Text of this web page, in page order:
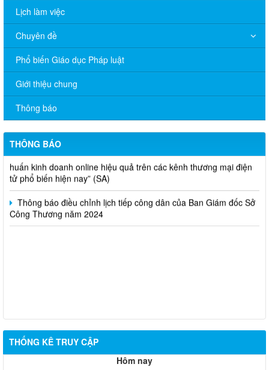
Lịch làm việc
Chuyên đề
Phổ biến Giáo dục Pháp luật
Giới thiệu chung
Thông báo
THÔNG BÁO
V/v đề nghị báo cáo hệ thống phân phối, nhãn hiệu hàng hóa
và hoạt động mua bán khí trên địa bàn tỉnh năm 2025 (nhắc lần
2).
Thông báo bán thanh lý tài sản công theo hình thức chỉ định
Thông báo lựa chọn nhà thầu thực hiện gói thầu: “tổ chức tập
huấn kinh doanh online hiệu quả trên các kênh thương mại điện
tử phổ biến hiện nay” (SA)
Thông báo điều chỉnh lịch tiếp công dân của Ban Giám đốc Sở
Công Thương năm 2024
THỐNG KÊ TRUY CẬP
Hôm nay